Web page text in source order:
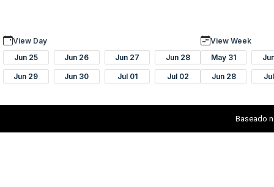
View Day
Jun 25
Jun 26 Jun 27 Jun 28
Jun 29 Jun 30 Jul 01 Jul 02
View Week
May 31
Jun 28
Baseado